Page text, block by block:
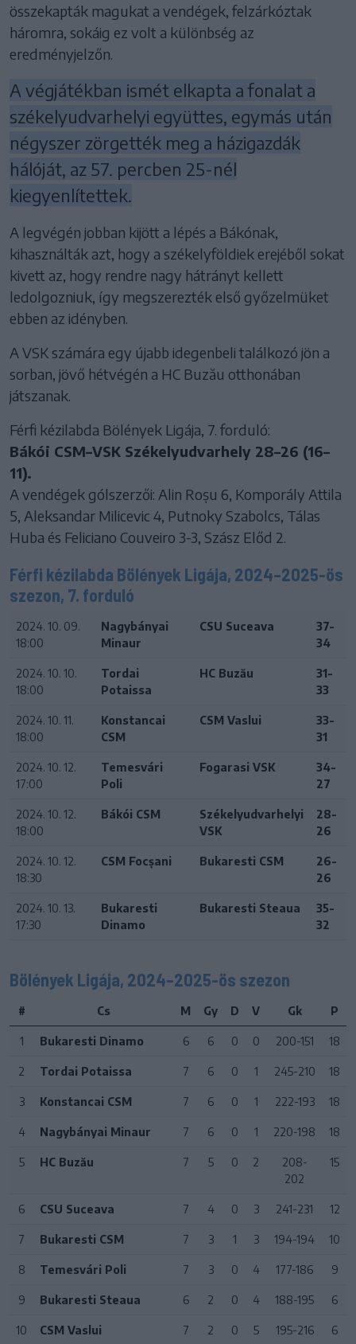
összekapták magukat a vendégek, felzárkóztak
háromra, sokáig ez volt a különbség az
eredményjelzőn.
A végjátékban ismét elkapta a fonalat a
székelyudvarhelyi együttes, egymás után
négyszer zörgették meg a házigazdák
hálóját, az 57. percben 25-nél
kiegyenlítettek.
A legvégén jobban kijött a lépés a Bákónak,
kihasználták azt, hogy a székelyföldiek erejéből sokat
kivett az, hogy rendre nagy hátrányt kellett
ledolgozniuk, így megszerezték első győzelmüket
ebben az idényben.
A VSK számára egy újabb idegenbeli találkozó jön a
sorban, jövő hétvégén a HC Buzău otthonában
játszanak.
Férfi kézilabda Bölények Ligája, 7. forduló:
Bákói CSM–VSK Székelyudvarhely 28–26 (16–
11).
A vendégek gólszerzői: Alin Roșu 6, Komporály Attila
5, Aleksandar Milicevic 4, Putnoky Szabolcs, Tálas
Huba és Feliciano Couveiro 3-3, Szász Előd 2.
Férfi kézilabda Bölények Ligája, 2024–2025-ös
szezon, 7. forduló
2024. 10. 09.
18:00
Nagybányai
Minaur
CSU Suceava
37-
34
2024. 10. 10.
18:00
Tordai
Potaissa
HC Buzău
31-
33
2024. 10. 11.
18:00
Konstancai
CSM
CSM Vaslui
33-
31
2024. 10. 12.
17:00
Temesvári
Poli
Fogarasi VSK
34-
27
2024. 10. 12.
18:00
Bákói CSM
Székelyudvarhelyi
VSK
28-
26
2024. 10. 12.
18:30
CSM Focșani Bukaresti CSM
26-
26
2024. 10. 13.
17:30
Bukaresti
Dinamo
Bukaresti Steaua
35-
32
Bölények Ligája, 2024–2025-ös szezon
# Cs M Gy D V Gk P
1 Bukaresti Dinamo 6 6 0 0 200-151 18
2 Tordai Potaissa 7 6 0 1 245-210 18
3 Konstancai CSM 7 6 0 1 222-193 18
4 Nagybányai Minaur 7 6 0 1 220-198 18
5 HC Buzău 7 5 0 2
208-
202
15
6 CSU Suceava 7 4 0 3 241-231 12
7 Bukaresti CSM 7 3 1 3 194-194 10
8 Temesvári Poli 7 3 0 4 177-186 9
9 Bukaresti Steaua 6 2 0 4 188-195 6
10 CSM Vaslui 7 2 0 5 195-216 6